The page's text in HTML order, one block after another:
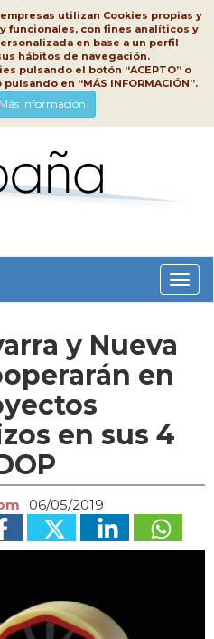
utilizan Cookies propias y
funcionales, con fines analíticos y
en base a un perfil
hábitos de navegación.
pulsando el botón “ACEPTO” o
en “MÁS INFORMACIÓN”.
Más información
y Nueva
en
en sus 4
06/05/2019